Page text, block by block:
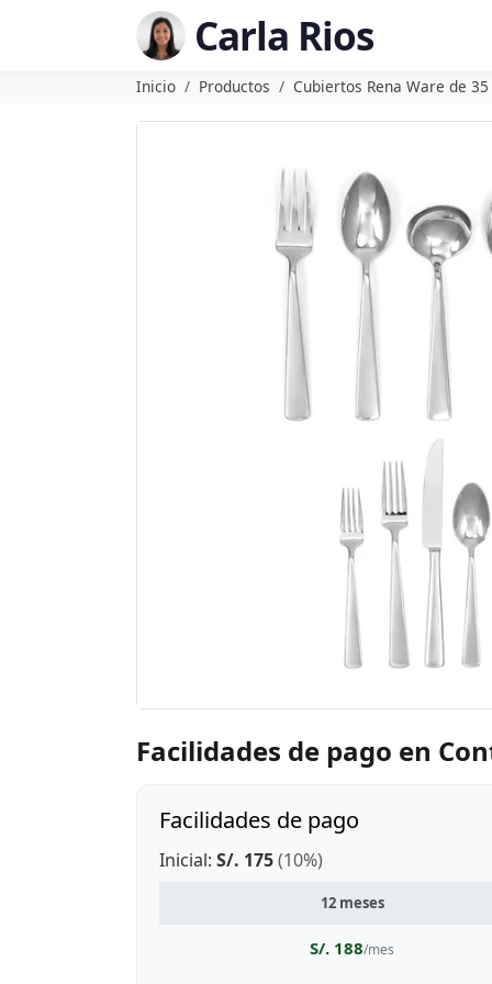
Carla Rios
Inicio Productos Cubiertos Rena Ware de 35
Facilidades de pago en
Facilidades de pago
Inicial: S/. 175(10%)
12 meses
S/. 188/mes